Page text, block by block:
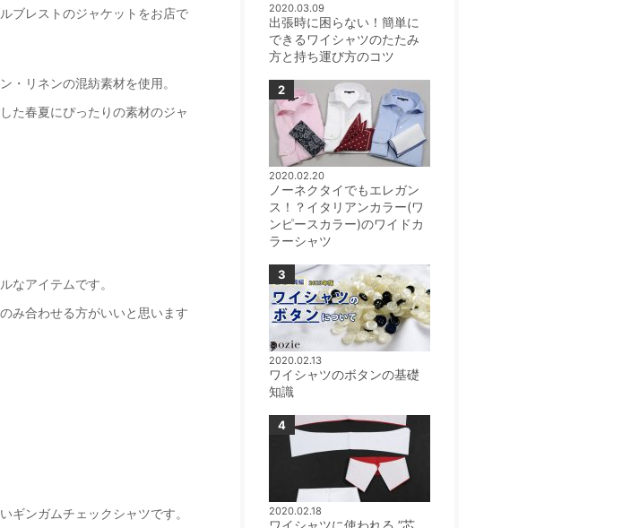
ブレストのジャケットをお店で
・リネンの混紡素材を使用。
た春夏にぴったりの素材のジャ
なアイテムです。
み合わせる方がいいと思います
ギンガムチェックシャツです。
2020.03.09
出張時に困らない！簡単に
できるワイシャツのたたみ
方と持ち運び方のコツ
2020.02.20
ノーネクタイでもエレガン
ス！？イタリアンカラー(ワ
ンピースカラー)のワイドカ
ラーシャツ
2020.02.13
ワイシャツのボタンの基礎
知識
2020.02.18
ワイシャツに使われる ”芯